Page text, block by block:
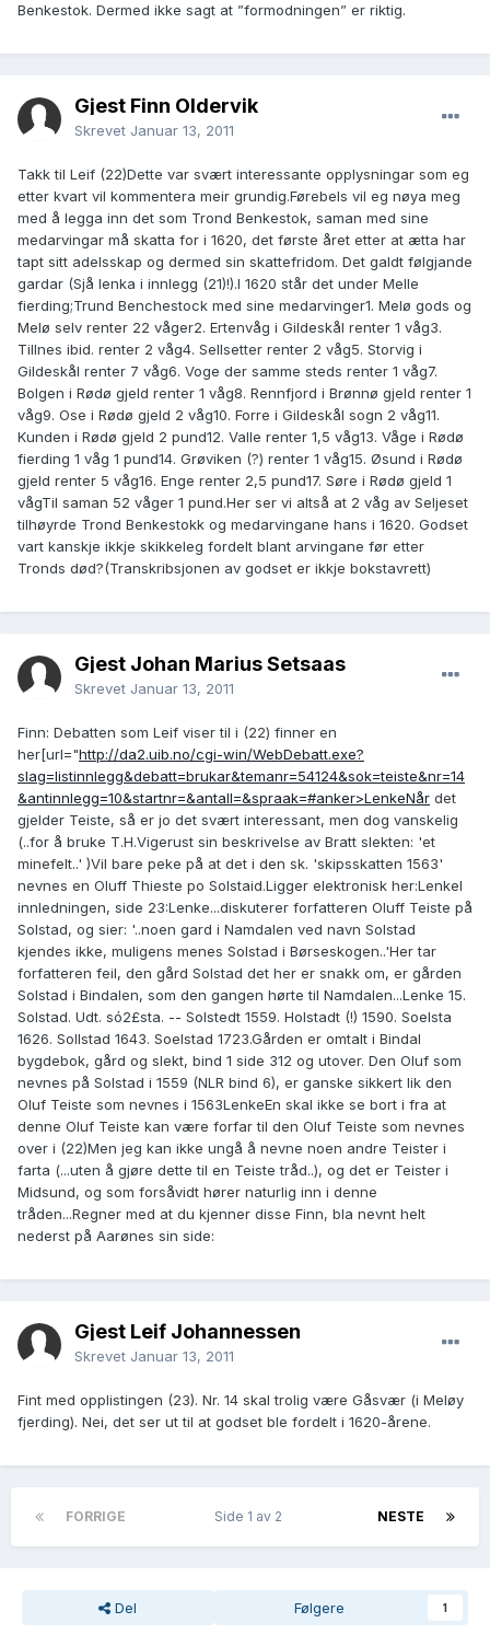
Benkestok. Dermed ikke sagt at ”formodningen” er riktig.
Gjest Finn Oldervik
Skrevet Januar 13, 2011
Takk til Leif (22)Dette var svært interessante opplysningar som eg
etter kvart vil kommentera meir grundig.Førebels vil eg nøya meg
med å legga inn det som Trond Benkestok, saman med sine
medarvingar må skatta for i 1620, det første året etter at ætta har
tapt sitt adelsskap og dermed sin skattefridom. Det galdt følgjande
gardar (Sjå lenka i innlegg (21)!).I 1620 står det under Melle
fierding;Trund Benchestock med sine medarvinger1. Melø gods og
Melø selv renter 22 våger2. Ertenvåg i Gildeskål renter 1 våg3.
Tillnes ibid. renter 2 våg4. Sellsetter renter 2 våg5. Storvig i
Gildeskål renter 7 våg6. Voge der samme steds renter 1 våg7.
Bolgen i Rødø gjeld renter 1 våg8. Rennfjord i Brønnø gjeld renter 1
våg9. Ose i Rødø gjeld 2 våg10. Forre i Gildeskål sogn 2 våg11.
Kunden i Rødø gjeld 2 pund12. Valle renter 1,5 våg13. Våge i Rødø
fierding 1 våg 1 pund14. Grøviken (?) renter 1 våg15. Øsund i Rødø
gjeld renter 5 våg16. Enge renter 2,5 pund17. Søre i Rødø gjeld 1
vågTil saman 52 våger 1 pund.Her ser vi altså at 2 våg av Seljeset
tilhøyrde Trond Benkestokk og medarvingane hans i 1620. Godset
vart kanskje ikkje skikkeleg fordelt blant arvingane før etter
Tronds død?(Transkribsjonen av godset er ikkje bokstavrett)
Gjest Johan Marius Setsaas
Skrevet Januar 13, 2011
Finn: Debatten som Leif viser til i (22) finner en
her[url="http://da2.uib.no/cgi-win/WebDebatt.exe?
slag=listinnlegg&debatt=brukar&temanr=54124&sok=teiste&nr=14
&antinnlegg=10&startnr=&antall=&spraak=#anker>LenkeNår det
gjelder Teiste, så er jo det svært interessant, men dog vanskelig
(..for å bruke T.H.Vigerust sin beskrivelse av Bratt slekten: 'et
minefelt..' )Vil bare peke på at det i den sk. 'skipsskatten 1563'
nevnes en Oluff Thieste po Solstaid.Ligger elektronisk her:LenkeI
innledningen, side 23:Lenke...diskuterer forfatteren Oluff Teiste på
Solstad, og sier: '..noen gard i Namdalen ved navn Solstad
kjendes ikke, muligens menes Solstad i Børseskogen..'Her tar
forfatteren feil, den gård Solstad det her er snakk om, er gården
Solstad i Bindalen, som den gangen hørte til Namdalen...Lenke 15.
Solstad. Udt. só2£sta. -- Solstedt 1559. Holstadt (!) 1590. Soelsta
1626. Sollstad 1643. Soelstad 1723.Gården er omtalt i Bindal
bygdebok, gård og slekt, bind 1 side 312 og utover. Den Oluf som
nevnes på Solstad i 1559 (NLR bind 6), er ganske sikkert lik den
Oluf Teiste som nevnes i 1563LenkeEn skal ikke se bort i fra at
denne Oluf Teiste kan være forfar til den Oluf Teiste som nevnes
over i (22)Men jeg kan ikke ungå å nevne noen andre Teister i
farta (...uten å gjøre dette til en Teiste tråd..), og det er Teister i
Midsund, og som forsåvidt hører naturlig inn i denne
tråden...Regner med at du kjenner disse Finn, bla nevnt helt
nederst på Aarønes sin side:
Gjest Leif Johannessen
Skrevet Januar 13, 2011
Fint med opplistingen (23). Nr. 14 skal trolig være Gåsvær (i Meløy
fjerding). Nei, det ser ut til at godset ble fordelt i 1620-årene.
FORRIGE NESTE
Side 1 av 2
Del Følgere 1